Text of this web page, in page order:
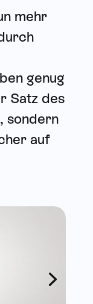
mehr
genug
Satz des
sondern
auf